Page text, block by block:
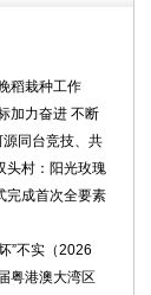
稻栽种工作
加力奋进 不断
同台竞技、共
头村：阳光玫瑰
完成首次全要素
”不实（2026
粤港澳大湾区